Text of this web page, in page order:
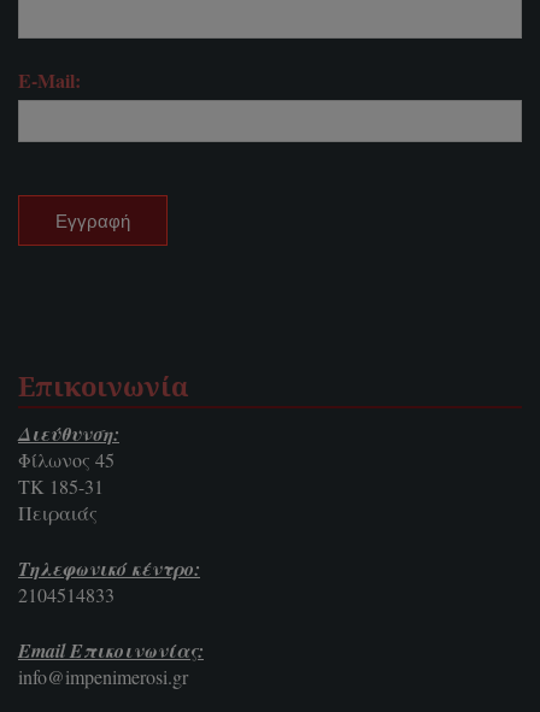
E-Mail:
Επικοινωνία
Διεύθυνση:
Φίλωνος 45
ΤΚ 185-31
Πειραιάς
Τηλεφωνικό κέντρο:
2104514833
Email Επικοινωνίας:
info@impenimerosi.gr